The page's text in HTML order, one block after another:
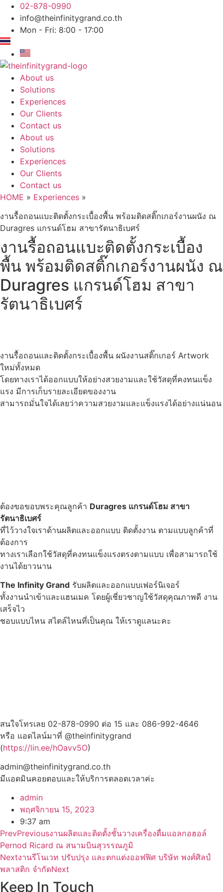
Skip
content
02-878-0990
info@theinfinitygrand.co.th
Mon - Fri: 8:00 - 17:00
About us
Solutions
Experiences
Our Clients
Contact us
About us
Solutions
Experiences
Our Clients
Contact us
HOME » Experiences »
งานรื้อถอนแบะติดตั้งกระเบื้องพื้น พร้อมติดสติ๊กเกอร์งานผนัง ณ
Duragres แกรนด์โฮม สาขารัตนาธิเบศร์
งานรื้อถอนแบะติดตั้งกระเบื้อง
พื้น พร้อมติดสติ๊กเกอร์งานผนัง ณ
Duragres แกรนด์โฮม สาขา
รัตนาธิเบศร์
งานรื้อถอนและติดตั้งกระเบื้องพื้น ผนังงานสติ๊กเกอร์ Artwork
ใหม่ทั้งหมด
โดยทางเราได้ออกแบบให้อย่างสวยงามและใช้วัสดุที่คงทนแข็ง
แรง มีการเก็บรายละเอียดของงาน
สามารถมั่นใจได้เลยว่าความสวยงามและแข็งแรงได้อย่างแน่นอน
ต้องขอขอบพระคุณลูกค้า Duragres แกรนด์โฮม สาขา
รัตนาธิเบศร์
ที่ไว้วางใจเราด้านผลิตและออกแบบ ติดตั้งงาน ตามแบบลูกค้าที่
ต้องการ
ทางเราเลือกใช้วัสดุที่คงทนแข็งแรงตรงตามแบบ เพื่อสามารถใช้
งานได้ยาวนาน
The Infinity Grand รับผลิตและออกแบบเฟอร์นิเจอร์
ทั้งงานนำเข้าและแฮนเมค โดยผู้เชี่ยวชาญใช้วัสดุคุณภาพดี งาน
เสร็จไว
ชอบแบบไหน สไตล์ไหนที่เป็นคุณ ให้เราดูแลนะคะ
สนใจโทรเลย 02-878-0990 ต่อ 15 และ 086-992-4646
หรือ แอดไลน์มาที่ @theinfinitygrand
(https://lin.ee/hOavv5O)
admin@theinfinitygrand.co.th
มีแอดมินคอยตอบและให้บริการตลอดเวลาค่ะ
admin
พฤศจิกายน 15, 2023
9:37 am
PrevPreviousงานผลิตและติดตั้งชั้นวางเครื่องดื่มแอลกอฮอล์
Pernod Ricard ณ สนามบินสุวรรณภูมิ
Nextงานรีโนเวท ปรับปรุง และตกแต่งออฟฟิศ บริษัท พงศ์ศิลป์
พลาสติก จำกัดNext
Keep In Touch